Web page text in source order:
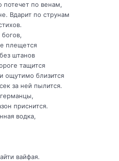
потечет по венам,
Вдарит по струнам
богов,
плещется
штанов
тащится
ощутимо близится
за ней пылится.
приснится.
водка,
вайфая.